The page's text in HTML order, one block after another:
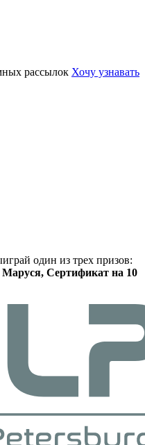
рассылок Хочу узнавать
один из трех призов:
Сертификат на 10